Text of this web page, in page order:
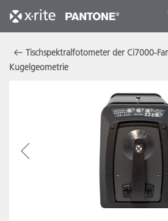
Tischspektralfotometer der Ci7000-
Kugelgeometrie